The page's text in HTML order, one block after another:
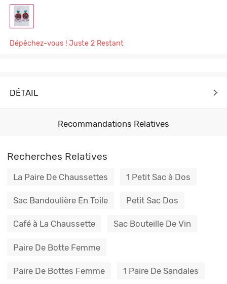
Dépêchez-vous ! Juste 2 Restant
DÉTAIL
Recommandations Relatives
Recherches Relatives
La Paire De Chaussettes 1 Petit Sac à Dos
Sac Bandoulière En Toile Petit Sac Dos
Café à La Chaussette Sac Bouteille De Vin
Paire De Botte Femme
Paire De Bottes Femme 1 Paire De Sandales